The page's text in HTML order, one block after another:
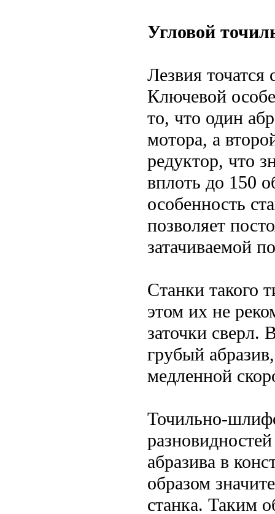
Угловой
Лезвия
Ключевой
то, что один
мотора, а
редуктор, что
вплоть до 150
особенность
позволяет
затачиваемой
Станки такого
этом их не
заточки сверл.
грубый
медленной
Точильно-
абразива в
образом
станка. Таким